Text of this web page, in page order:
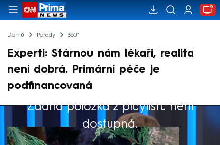
Domů Pořady 360°
Experti: Stárnou nám lékaři, realita
není dobrá. Primární péče je
podfinancovaná
Žádná položka z playlistu není
dostupná.
Výběr redakce